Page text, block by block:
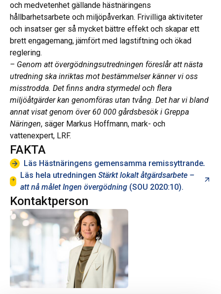
och medvetenhet gällande hästnäringens
hållbarhetsarbete och miljöpåverkan. Frivilliga aktiviteter
och insatser ger så mycket bättre effekt och skapar ett
brett engagemang, jämfört med lagstiftning och ökad
reglering.
– Genom att övergödningsutredningen föreslår att nästa
utredning ska inriktas mot bestämmelser känner vi oss
misstrodda. Det finns andra styrmedel och flera
miljöåtgärder kan genomföras utan tvång. Det har vi bland
annat visat genom över 60 000 gårdsbesök i Greppa
Näringen, säger Markus Hoffmann, mark- och
vattenexpert, LRF.
FAKTA
Läs Hästnäringens gemensamma remissyttrande.
Läs hela utredningen Stärkt lokalt åtgärdsarbete –
att nå målet Ingen övergödning(SOU 2020:10).
Kontaktperson